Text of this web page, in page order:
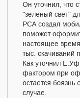
Он уточнил, что
"зеленый свет"
РСА создал
поможет
настоящее
тыс. скачиваний
Как уточнил
фактором при
остается боязнь
случае.